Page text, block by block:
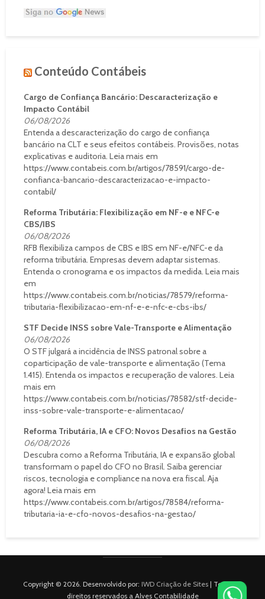
Conteúdo Contábeis
Cargo de Confiança Bancário: Descaracterização e
Impacto Contábil
06/08/2026
Entenda a descaracterização do cargo de confiança
bancário na CLT e seus efeitos contábeis. Provisões, notas
explicativas e auditoria. Leia mais em
https://www.contabeis.com.br/artigos/78591/cargo-de-
confianca-bancario-descaracterizacao-e-impacto-
contabil/
Reforma Tributária: Flexibilização em NF-e e NFC-e
CBS/IBS
06/08/2026
RFB flexibiliza campos de CBS e IBS em NF-e/NFC-e da
reforma tributária. Empresas devem adaptar sistemas.
Entenda o cronograma e os impactos da medida. Leia mais
em
https://www.contabeis.com.br/noticias/78579/reforma-
tributaria-flexibilizacao-em-nf-e-e-nfc-e-cbs-ibs/
STF Decide INSS sobre Vale-Transporte e Alimentação
06/08/2026
O STF julgará a incidência de INSS patronal sobre a
coparticipação de vale-transporte e alimentação (Tema
1.415). Entenda os impactos e recuperação de valores. Leia
mais em
https://www.contabeis.com.br/noticias/78582/stf-decide-
inss-sobre-vale-transporte-e-alimentacao/
Reforma Tributária, IA e CFO: Novos Desafios na Gestão
06/08/2026
Descubra como a Reforma Tributária, IA e expansão global
transformam o papel do CFO no Brasil. Saiba gerenciar
riscos, tecnologia e compliance na nova era fiscal. Aja
agora! Leia mais em
https://www.contabeis.com.br/artigos/78584/reforma-
tributaria-ia-e-cfo-novos-desafios-na-gestao/
Copyright © 2026. Desenvolvido por: IWD Criação de Sites | Todos os
direitos reservados a Alves Contabilidade